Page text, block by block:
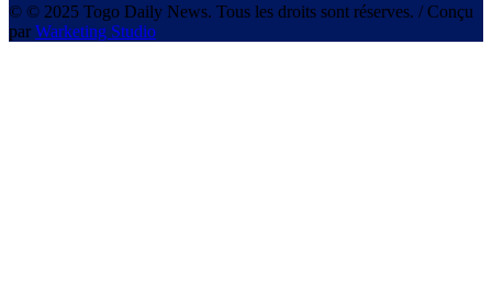
© © 2025 Togo Daily News. Tous les droits sont réserves. / Conçu
par Warketing Studio